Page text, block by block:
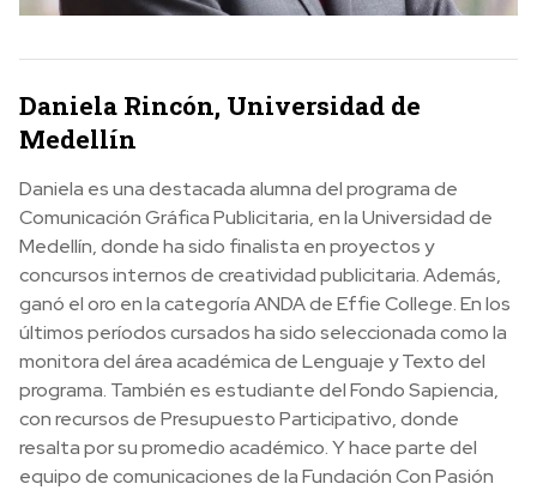
Daniela Rincón, Universidad de
Medellín
Daniela es una destacada alumna del programa de
Comunicación Gráfica Publicitaria, en la Universidad de
Medellín, donde ha sido finalista en proyectos y
concursos internos de creatividad publicitaria. Además,
ganó el oro en la categoría ANDA de Effie College. En los
últimos períodos cursados ha sido seleccionada como la
monitora del área académica de Lenguaje y Texto del
programa. También es estudiante del Fondo Sapiencia,
con recursos de Presupuesto Participativo, donde
resalta por su promedio académico. Y hace parte del
equipo de comunicaciones de la Fundación Con Pasión